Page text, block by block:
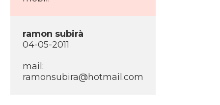
ramon subirà
04-05-2011
mail:
ramonsubira@hotmail.com